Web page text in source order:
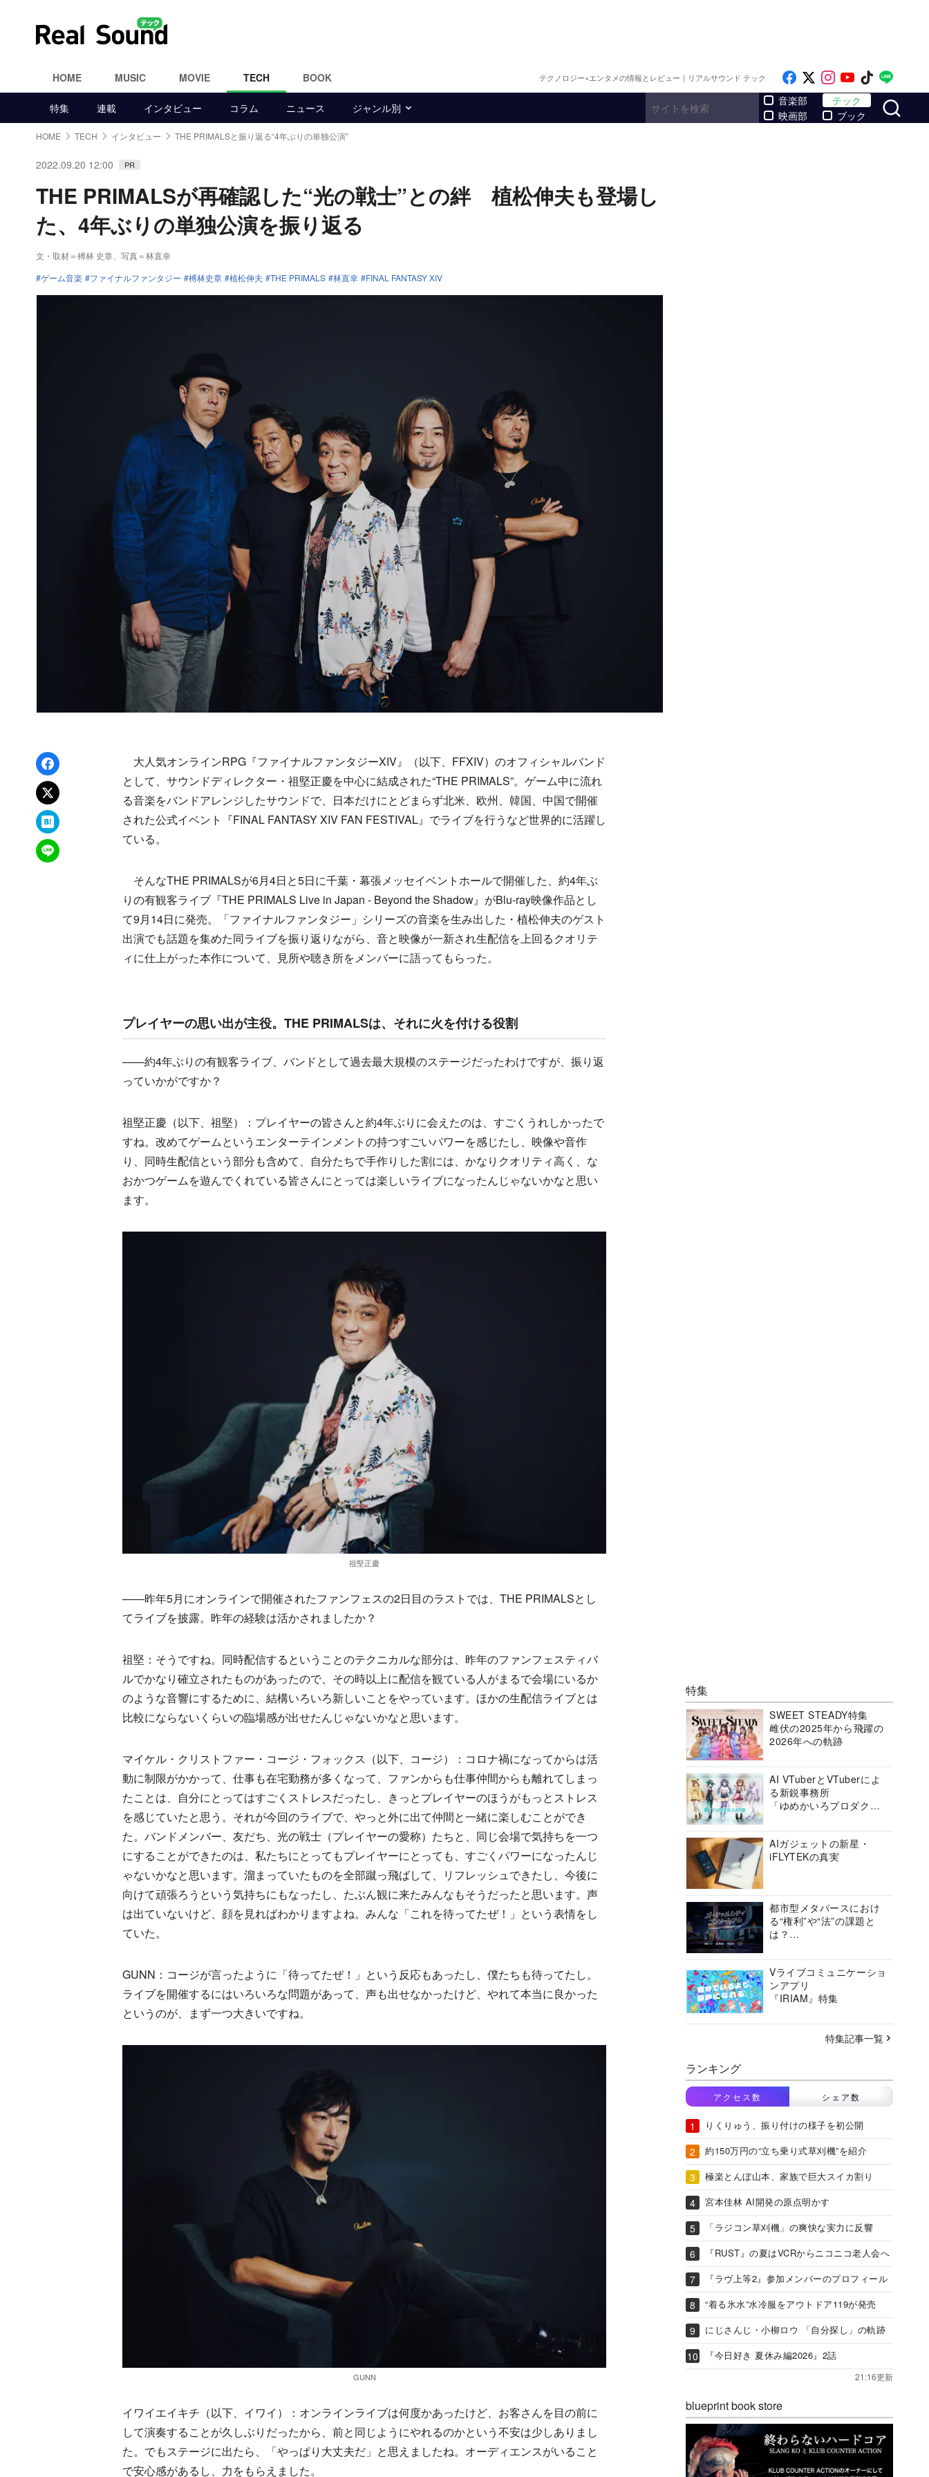
HOME MUSIC MOVIE TECH BOOK テクノロジー×エンタメの情報とレビュー｜リアルサウンド テック Like on Facebook
Follow on x
Follow on
Follow on
Follow
特集 連載 インタビュー コラム ニュース ジャンル別
音楽部
映画部
テック
ブック
HOME TECH インタビュー THE PRIMALSと振り返る“4年ぶりの単独公演”
2022.09.20 12:00 PR
THE PRIMALSが再確認した“光の戦士”との絆 植松伸夫も登場し
た、4年ぶりの単独公演を振り返る
文・取材＝榑林 史章
写真＝林直幸
ゲーム音楽
ファイナルファンタジー 榑林史章 植松伸夫 THE PRIMALS 林直幸 FINAL FANTASY XIV
Facebookでシェア
xでポスト
はてなブックマーク
LINEで送る
大人気オンラインRPG『ファイナルファンタジーXIV』（以下、FFXIV）のオフィシャルバンド
として、サウンドディレクター・祖堅正慶を中心に結成された“THE PRIMALS”。ゲーム中に流れ
る音楽をバンドアレンジしたサウンドで、日本だけにとどまらず北米、欧州、韓国、中国で開催
された公式イベント『FINAL FANTASY XIV FAN FESTIVAL』でライブを行うなど世界的に活躍し
ている。
そんなTHE PRIMALSが6月4日と5日に千葉・幕張メッセイベントホールで開催した、約4年ぶ
りの有観客ライブ『THE PRIMALS Live in Japan - Beyond the Shadow』がBlu-ray映像作品とし
て9月14日に発売。「ファイナルファンタジー」シリーズの音楽を生み出した・植松伸夫のゲスト
出演でも話題を集めた同ライブを振り返りながら、音と映像が一新され生配信を上回るクオリテ
ィに仕上がった本作について、見所や聴き所をメンバーに語ってもらった。
プレイヤーの思い出が主役。THE PRIMALSは、それに火を付ける役割
——約4年ぶりの有観客ライブ、バンドとして過去最大規模のステージだったわけですが、振り返
っていかがですか？
祖堅正慶（以下、祖堅）：プレイヤーの皆さんと約4年ぶりに会えたのは、すごくうれしかったで
すね。改めてゲームというエンターテインメントの持つすごいパワーを感じたし、映像や音作
り、同時生配信という部分も含めて、自分たちで手作りした割には、かなりクオリティ高く、な
おかつゲームを遊んでくれている皆さんにとっては楽しいライブになったんじゃないかなと思い
ます。
祖堅正慶
——昨年5月にオンラインで開催されたファンフェスの2日目のラストでは、THE PRIMALSとし
てライブを披露。昨年の経験は活かされましたか？
祖堅：そうですね。同時配信するということのテクニカルな部分は、昨年のファンフェスティバ
ルでかなり確立されたものがあったので、その時以上に配信を観ている人がまるで会場にいるか
のような音響にするために、結構いろいろ新しいことをやっています。ほかの生配信ライブとは
比較にならないくらいの臨場感が出せたんじゃないかなと思います。
マイケル・クリストファー・コージ・フォックス（以下、コージ）：コロナ禍になってからは活
動に制限がかかって、仕事も在宅勤務が多くなって、ファンからも仕事仲間からも離れてしまっ
たことは、自分にとってはすごくストレスだったし、きっとプレイヤーのほうがもっとストレス
を感じていたと思う。それが今回のライブで、やっと外に出て仲間と一緒に楽しむことができ
た。バンドメンバー、友だち、光の戦士（プレイヤーの愛称）たちと、同じ会場で気持ちを一つ
にすることができたのは、私たちにとってもプレイヤーにとっても、すごくパワーになったんじ
ゃないかなと思います。溜まっていたものを全部蹴っ飛ばして、リフレッシュできたし、今後に
向けて頑張ろうという気持ちにもなったし、たぶん観に来たみんなもそうだったと思います。声
は出ていないけど、顔を見ればわかりますよね。みんな「これを待ってたぜ！」という表情をし
ていた。
GUNN：コージが言ったように「待ってたぜ！」という反応もあったし、僕たちも待ってたし。
ライブを開催するにはいろいろな問題があって、声も出せなかったけど、やれて本当に良かった
というのが、まず一つ大きいですね。
GUNN
イワイエイキチ（以下、イワイ）：オンラインライブは何度かあったけど、お客さんを目の前に
して演奏することが久しぶりだったから、前と同じようにやれるのかという不安は少しありまし
た。でもステージに出たら、「やっぱり大丈夫だ」と思えましたね。オーディエンスがいること
で安心感があるし、力をもらえました。
特集
SWEET STEADY特集
雌伏の2025年から飛躍の
2026年への軌跡
AI VTuberとVTuberによ
る新鋭事務所
「ゆめかいろプロダクシ
AIガジェットの新星・
iFLYTEKの真実
都市型メタバースにおけ
る“権利”や“法”の課題と
は？
ーシアムの挑戦に迫る
Vライブコミュニケーショ
ンアプリ
『IRIAM』特集
特集記事一覧
ランキング
アクセス数 シェア数
りくりゅう、振り付けの様子を初公開
約150万円の“立ち乗り式草刈機”を紹介
極楽とんぼ山本、家族で巨大スイカ割り
宮本佳林 AI開発の原点明かす
「ラジコン草刈機」の爽快な実力に反響
『RUST』の夏はVCRからニコニコ老人会へ
『ラヴ上等2』参加メンバーのプロフィール
“着る氷水”水冷服をアウトドア119が発売
にじさんじ・小柳ロウ 「自分探し」の軌跡
『今日好き 夏休み編2026』2話
21:16更新
blueprint book store